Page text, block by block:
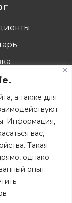
а также для
Информация,
вас,
Такая
однако
опыт
д.Костыки,
до 14:00